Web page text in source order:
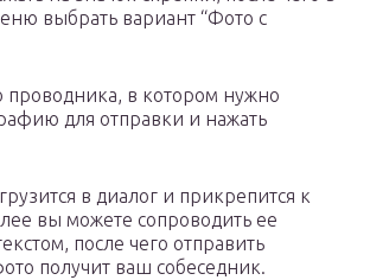
выбрать вариант “Фото с
проводника, в котором нужно
для отправки и нажать
в диалог и прикрепится к
вы можете сопроводить ее
после чего отправить
получит ваш собеседник.